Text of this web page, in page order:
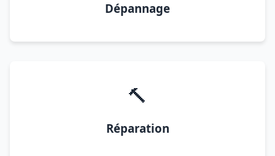
Dépannage
🔨
Réparation